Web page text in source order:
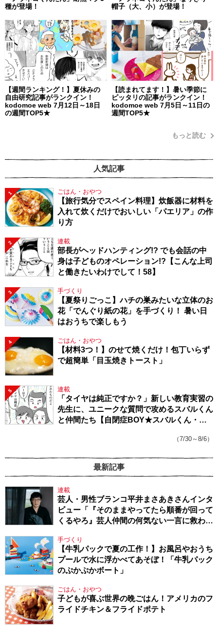
種が登場！
帽子（大、小）が登場！
【週間ランキング！】夏休みの
自由研究記事がランクイン！
kodomoe web 7月12日～18日
の週間TOP5★
【読まれてます！】暑い季節に
ピッタリの記事がランクイン！
kodomoe web 7月5日～11日の
週間TOP5★
もっと読む
人気記事
1 ごはん・おやつ
【旅行気分でスペイン料理】炊飯器に材料を
入れて炊くだけでおいしい「パエリア」の作
り方
2 連載
部長がヘッドハンティング!? でも会話の中
身は子どものオペレーション!?【こんな上司
と働きたいわけでして！58】
3 手づくり
【夏祭りごっこ】ハチの巣みたいな立体のお
花「でんぐり紙の花」を手づくり！ 暑い日
はおうちで楽しもう
4 ごはん・おやつ
【材料3つ！】のせて焼くだけ！包丁いらず
で超簡単「目玉焼きトースト」
5 連載
「タイヤは純正ですか？」新しい教育実習の
先生に、ユニークな質問で攻めるスバルくん
と仲間たち【自閉症BOY★スバルくん・
（7/30～8/6）
最新記事
連載
芸人・男性ブランコ平井まさあきさんインタ
ビュー「『そのままやってたら順番が回って
くるやろ』芸人仲間の何気ない一言に救われ
手づくり
【牛乳パックで夏の工作！】お風呂やおうち
プールで水に浮かべてあそぼ！「牛乳パック
のぷかぷかボート」
ごはん・おやつ
子どもが喜ぶ世界の晩ごはん！アメリカのフ
ライドチキン＆フライドポテト